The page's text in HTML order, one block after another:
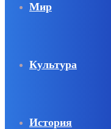
Мир
Культура
История